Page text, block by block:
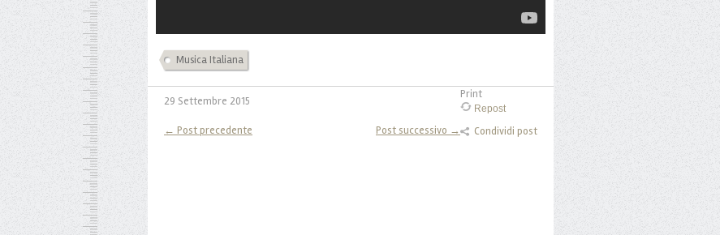
Musica Italiana
29 Settembre 2015
Print
Repost
Condividi post
← Post precedente Post successivo →